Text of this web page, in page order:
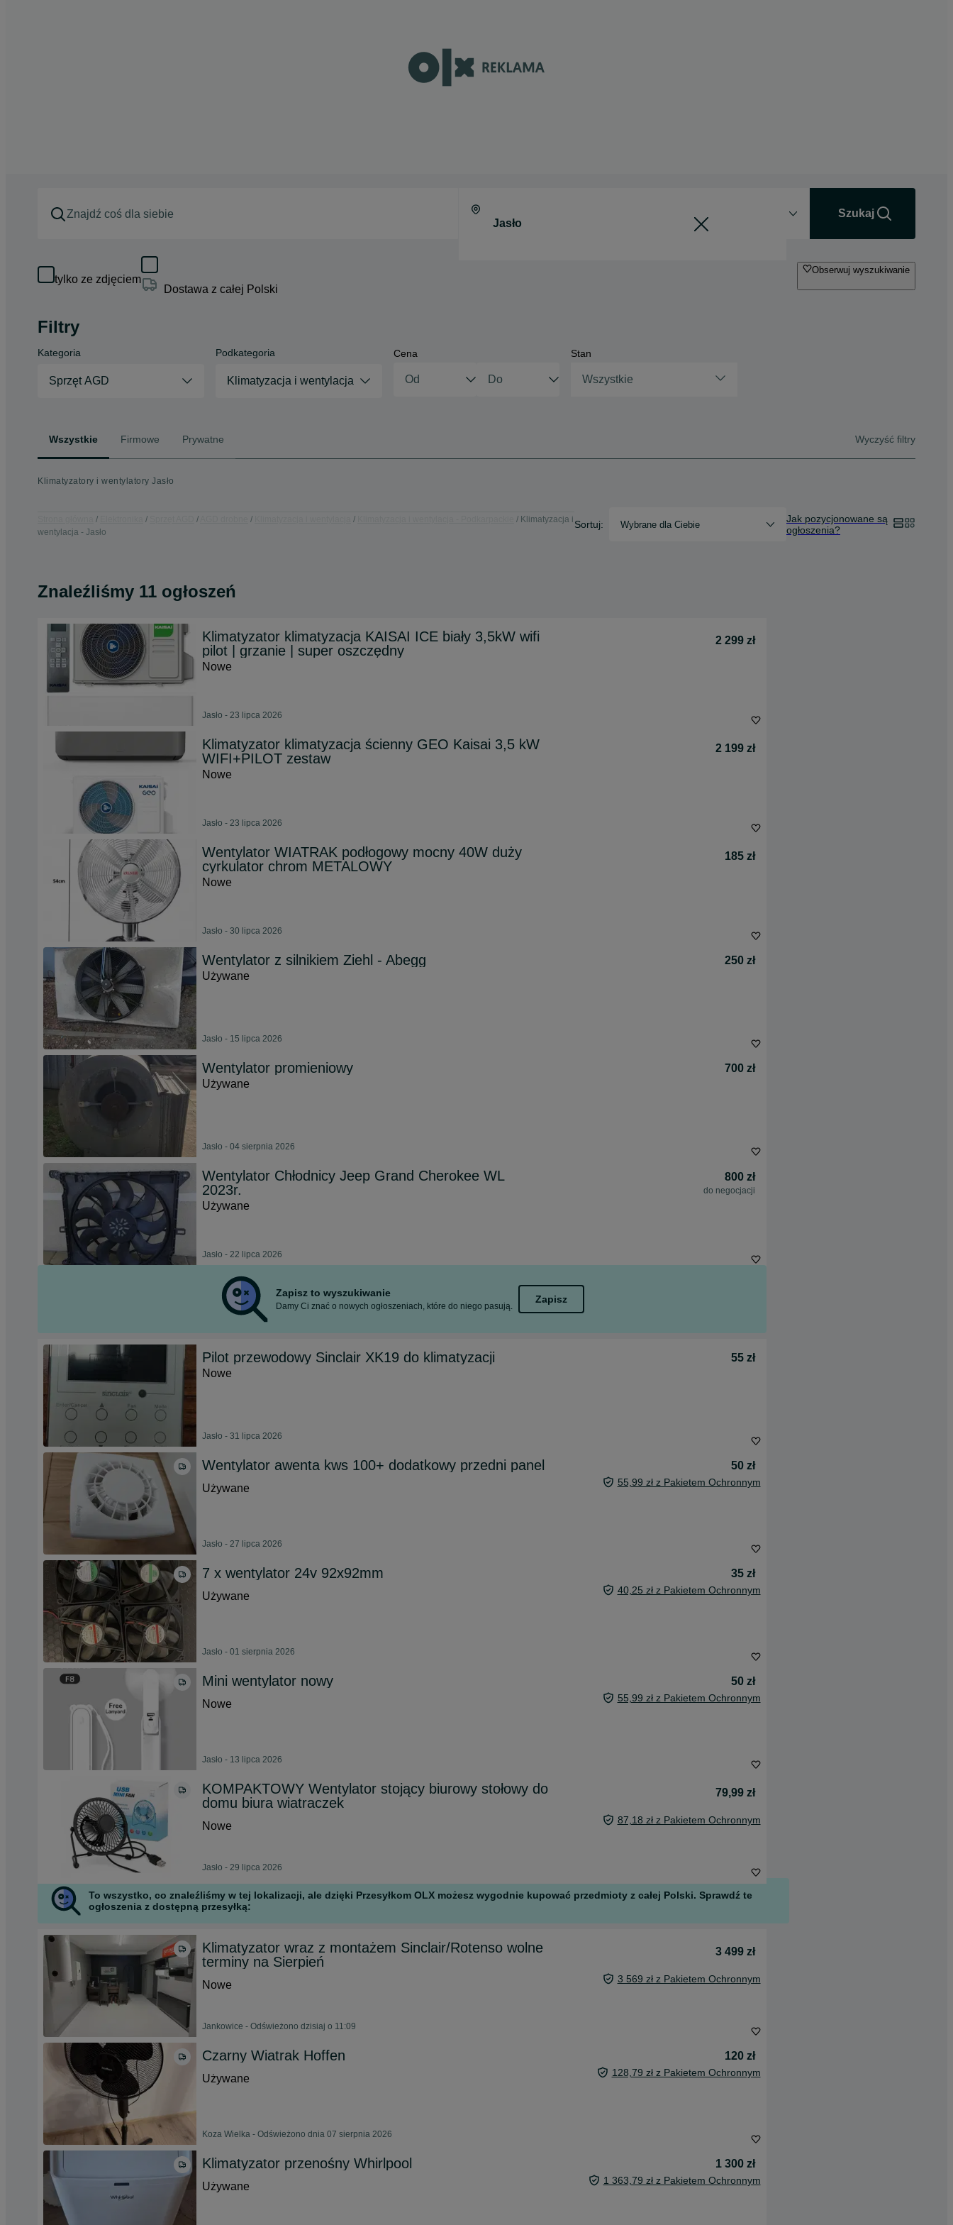
Szukaj
tylko ze zdjęciem
Dostawa z całej Polski
Obserwuj wyszukiwanie
Filtry
Kategoria
Sprzęt AGD
Podkategoria
Klimatyzacja i wentylacja
Cena Stan
Wszystkie
Wszystkie Firmowe Prywatne Wyczyść filtry
Klimatyzatory i wentylatory Jasło
Klimatyzacja i
wentylacja - Jasło
Sortuj: Wybrane dla Ciebie
Jak pozycjonowane są
ogłoszenia?
Znaleźliśmy 11 ogłoszeń
Klimatyzator klimatyzacja KAISAI ICE biały 3,5kW wifi
pilot | grzanie | super oszczędny
2 299 zł
Nowe
Jasło - 23 lipca 2026
Klimatyzator klimatyzacja ścienny GEO Kaisai 3,5 kW
WIFI+PILOT zestaw
2 199 zł
Nowe
Jasło - 23 lipca 2026
Wentylator WIATRAK podłogowy mocny 40W duży
cyrkulator chrom METALOWY
185 zł
Nowe
Jasło - 30 lipca 2026
Wentylator z silnikiem Ziehl - Abegg
250 zł
Używane
Jasło - 15 lipca 2026
Wentylator promieniowy
700 zł
Używane
Jasło - 04 sierpnia 2026
Wentylator Chłodnicy Jeep Grand Cherokee WL
2023r.
800 zł
do negocjacji
Używane
Jasło - 22 lipca 2026
Zapisz to wyszukiwanie
Damy Ci znać o nowych ogłoszeniach, które do niego pasują.
Zapisz
Pilot przewodowy Sinclair XK19 do klimatyzacji
55 zł
Nowe
Jasło - 31 lipca 2026
Wentylator awenta kws 100+ dodatkowy przedni panel
50 zł
Używane
55,99 zł z Pakietem Ochronnym
Jasło - 27 lipca 2026
7 x wentylator 24v 92x92mm
35 zł
Używane
40,25 zł z Pakietem Ochronnym
Jasło - 01 sierpnia 2026
Mini wentylator nowy
50 zł
Nowe
55,99 zł z Pakietem Ochronnym
Jasło - 13 lipca 2026
KOMPAKTOWY Wentylator stojący biurowy stołowy do
domu biura wiatraczek
79,99 zł
Nowe 87,18 zł z Pakietem Ochronnym
Jasło - 29 lipca 2026
To wszystko, co znaleźliśmy w tej lokalizacji, ale dzięki Przesyłkom OLX możesz wygodnie kupować przedmioty z całej Polski. Sprawdź te
ogłoszenia z dostępną przesyłką:
Klimatyzator wraz z montażem Sinclair/Rotenso wolne
terminy na Sierpień
3 499 zł
Nowe 3 569 zł z Pakietem Ochronnym
Jankowice - Odświeżono dzisiaj o 11:09
Czarny Wiatrak Hoffen
120 zł
Używane
128,79 zł z Pakietem Ochronnym
Koza Wielka - Odświeżono dnia 07 sierpnia 2026
Klimatyzator przenośny Whirlpool
1 300 zł
Używane
1 363,79 zł z Pakietem Ochronnym